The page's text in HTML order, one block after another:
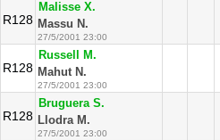
R128
Malisse X.
Massu N.
27/5/2001 23:00
R128
Russell M.
Mahut N.
27/5/2001 23:00
R128
Bruguera S.
Llodra M.
27/5/2001 23:00